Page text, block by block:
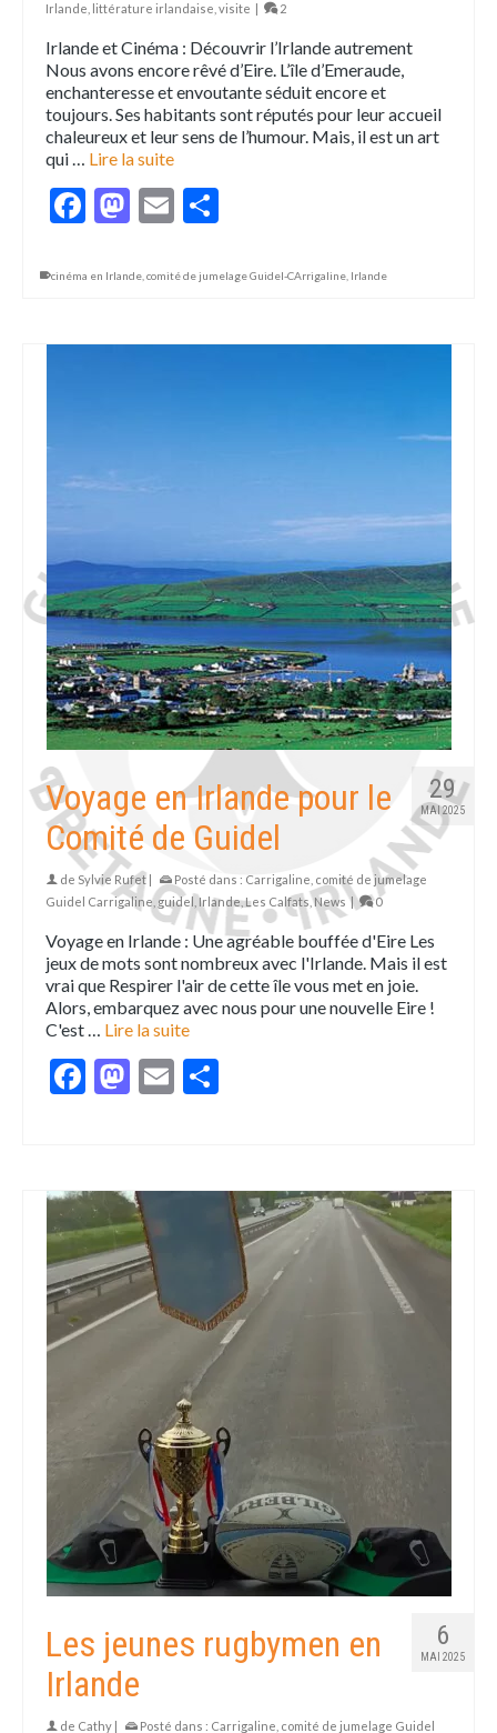
Irlande littérature irlandaise visite | 2
Irlande et Cinéma : Découvrir l’Irlande autrement
Nous avons encore rêvé d’Eire. L’île d’Emeraude,
enchanteresse et envoutante séduit encore et
toujours. Ses habitants sont réputés pour leur accueil
chaleureux et leur sens de l’humour. Mais, il est un art
qui … Lire la suite
Facebook
Mastodon
Email
cinéma en Irlande comité de jumelage Guidel-CArrigaline Irlande
29
MAI 2025
Voyage en Irlande pour le
Comité de Guidel
de Sylvie Rufet | Posté dans : Carrigaline comité de jumelage
Guidel Carrigaline guidel Irlande,Les Calfats ,News | 0
Voyage en Irlande : Une agréable bouffée d'Eire Les
jeux de mots sont nombreux avec l'Irlande. Mais il est
vrai que Respirer l'air de cette île vous met en joie.
Alors, embarquez avec nous pour une nouvelle Eire !
C'est … Lire la suite
Facebook
Mastodon
Email
6
MAI 2025
Les jeunes rugbymen en
Irlande
de Cathy | Posté dans : Carrigaline comité de jumelage Guidel